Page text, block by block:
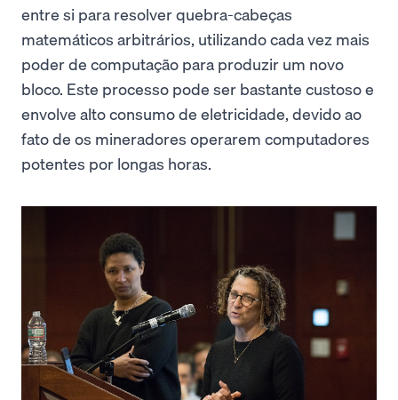
entre si para resolver quebra-cabeças
matemáticos arbitrários, utilizando cada vez mais
poder de computação para produzir um novo
bloco. Este processo pode ser bastante custoso e
envolve alto consumo de eletricidade, devido ao
fato de os mineradores operarem computadores
potentes por longas horas.